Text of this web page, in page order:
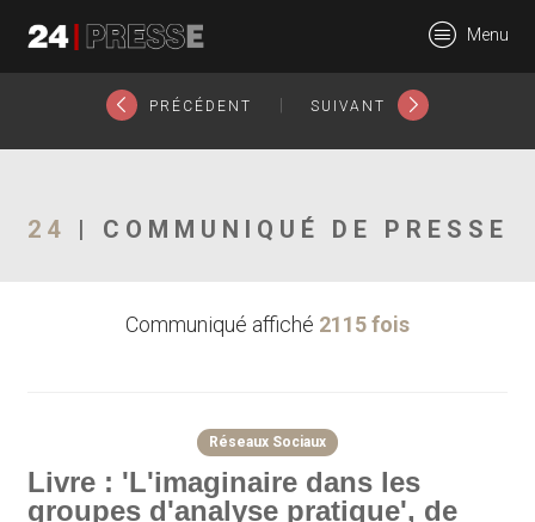
24Presse -
Communiqués de
Menu
PRÉCÉDENT SUIVANT
24 | COMMUNIQUÉ DE PRESSE
Communiqué affiché 2115 fois
Réseaux Sociaux
Livre : 'L'imaginaire dans les
groupes d'analyse pratique', de